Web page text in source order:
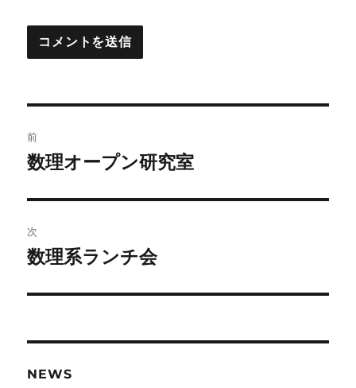
稿
ビ
ゲ
ー
前
前
投
稿:
数理オープン研究室
次
次
投
数理系ランチ会
NEWS